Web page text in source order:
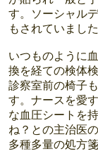
す。ソーシャル
もされていました
いつものように
換を経ての検体
診察室前の椅子
す。ナースを愛
な血圧シートを
ね？との主治医
多種多量の処方